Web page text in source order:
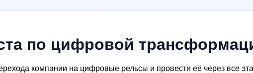
по цифровой
компании на цифровые рельсы и провести её через все